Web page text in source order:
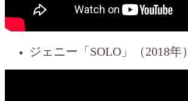
ジェニー「SOLO」（2018年）